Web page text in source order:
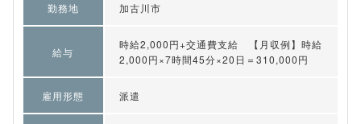
勤務地 加古川市
給与
時給2,000円+交通費支給 【月収例】時給
2,000円×7時間45分×20日＝310,000円
雇用形態 派遣